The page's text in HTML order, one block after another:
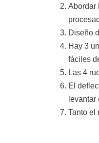
Abordar
Diseño
Hay 3
fáciles
Las 4
El
Tanto el